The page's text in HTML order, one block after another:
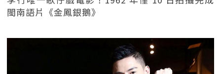
閩南語片《金鳳銀鵝》